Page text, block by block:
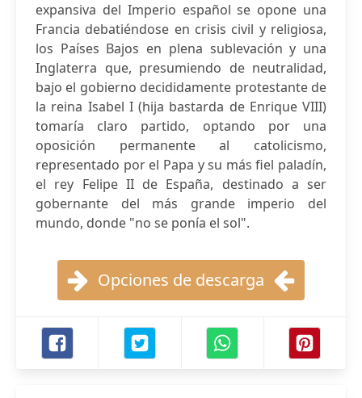
expansiva del Imperio español se opone una
Francia debatiéndose en crisis civil y religiosa,
los Países Bajos en plena sublevación y una
Inglaterra que, presumiendo de neutralidad,
bajo el gobierno decididamente protestante de
la reina Isabel I (hija bastarda de Enrique VIII)
tomaría claro partido, optando por una
oposición permanente al catolicismo,
representado por el Papa y su más fiel paladín,
el rey Felipe II de España, destinado a ser
gobernante del más grande imperio del
mundo, donde "no se ponía el sol".
Opciones de descarga